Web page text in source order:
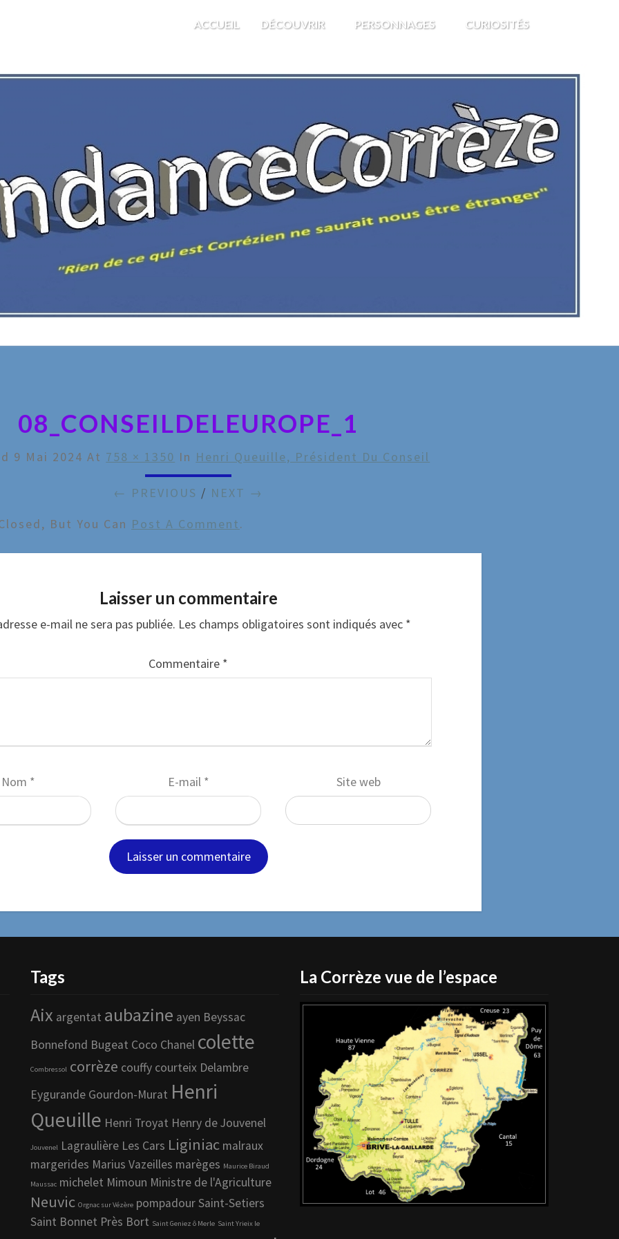
ACCUEIL DÉCOUVRIR PERSONNAGES CURIOSITÉS
08_CONSEILDELEUROPE_1
9 Mai 2024 At 758 × 1350 In Henri Queuille, Président Du Conseil
← PREVIOUS / NEXT →
But You Can Post A Comment.
Laisser un commentaire
e-mail ne sera pas publiée. Les champs obligatoires sont indiqués avec *
Commentaire *
Nom * E-mail * Site web
Tags
Aix argentat aubazine ayen Beyssac
Bonnefond Bugeat Coco Chanel colette
Combressol corrèze couffy courteix Delambre
Eygurande Gourdon-Murat Henri
Queuille Henri Troyat Henry de Jouvenel
Jouvenel Lagraulière Les Cars Liginiac malraux
margerides Marius Vazeilles marèges Maurice Biraud
Maussac michelet Mimoun Ministre de l'Agriculture
Neuvic Orgnac sur Vézère pompadourSaint-Setiers
Saint Bonnet Près Bort Saint Geniez ô Merle Saint Yrieix le
La Corrèze vue de l’espace